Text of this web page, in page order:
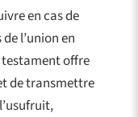
en cas de
l’union en
testament offre
de transmettre